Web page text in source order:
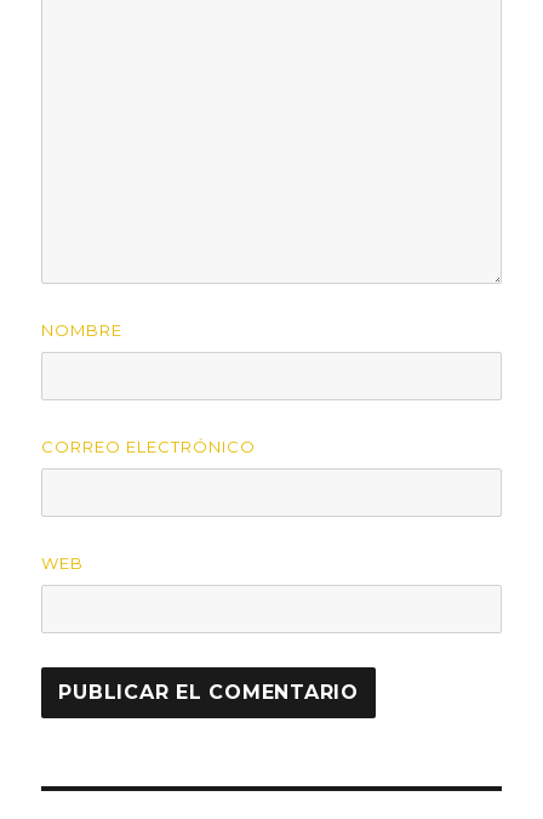
NOMBRE
CORREO ELECTRÓNICO
WEB